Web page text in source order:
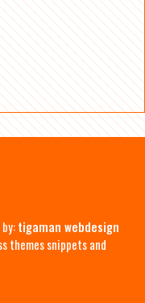
tigaman webdesign
themes snippets and